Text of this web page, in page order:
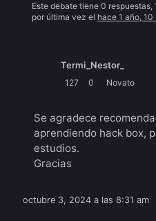
Este debate tiene 0
por última vez el hace 1 año, 10
Termi_Nestor_
127 0 Novato
Se agradece
aprendiendo hack box,
estudios.
Gracias
octubre 3, 2024 a las 8:31 am